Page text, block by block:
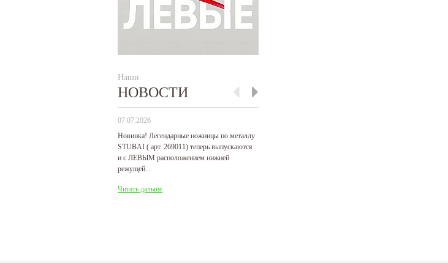
Наши
НОВОСТИ
07.07.2026
Новинка! Легендарные ножницы по металлу
STUBAI ( арт. 269011) теперь выпускаются
и с ЛЕВЫМ расположением нижней
режущей...
Читать дальше